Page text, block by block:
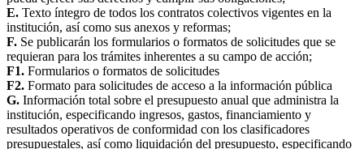
E. Texto íntegro de todos los contratos colectivos vigentes en la
institución, así como sus anexos y reformas;
F. Se publicarán los formularios o formatos de solicitudes que se
requieran para los trámites inherentes a su campo de acción;
F1. Formularios o formatos de solicitudes
F2. Formato para solicitudes de acceso a la información pública
G. Información total sobre el presupuesto anual que administra la
institución, especificando ingresos, gastos, financiamiento y
resultados operativos de conformidad con los clasificadores
presupuestales, así como liquidación del presupuesto, especificando